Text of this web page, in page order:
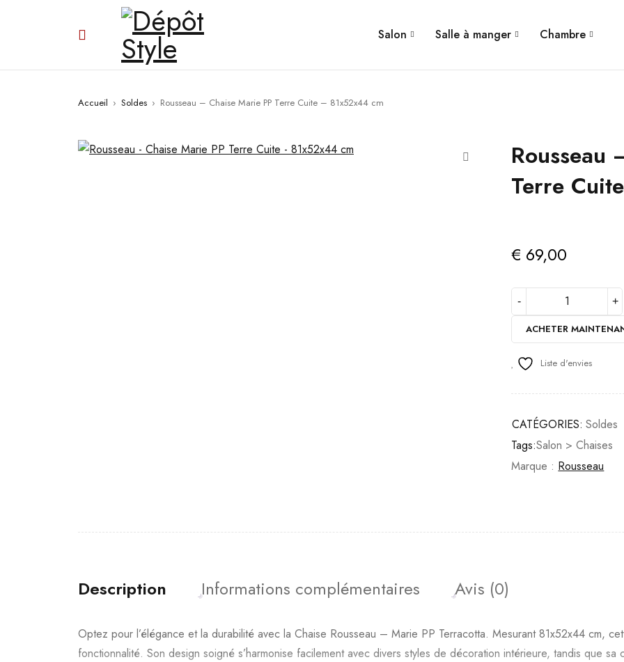
Salon Salle à manger Chambre
Accueil › Soldes › Rousseau – Chaise Marie PP Terre Cuite – 81x52x44 cm
Rousseau
Terre
€ 69,00
ACHETER
Liste d'envies
CATÉGORIES: Soldes
Tags:Salon > Chaises
Marque : Rousseau
Description Informations complémentaires Avis (0)
Optez pour l’élégance et la durabilité avec la Chaise Rousseau – Marie PP Terracotta. Mesurant 81x52x44 cm,
fonctionnalité. Son design soigné s’harmonise facilement avec divers styles de décoration intérieure, tandis que